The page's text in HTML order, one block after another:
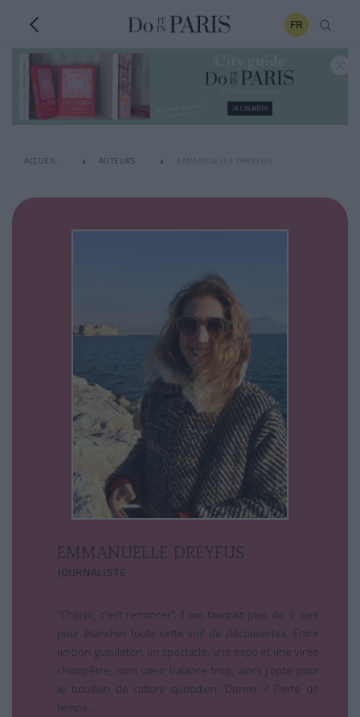
FR
ACCUEIL AUTEURS EMMANUELLE DREYFUS
EMMANUELLE DREYFUS
JOURNALISTE
“Choisir, c’est renoncer”. Il me faudrait plus de 9 vies
pour étancher toute cette soif de découvertes. Entre
un bon gueuleton, un spectacle, une expo et une virée
champêtre, mon cœur balance trop, alors j’opte pour
le bouillon de culture quotidien. Dormir ? Perte de
temps…